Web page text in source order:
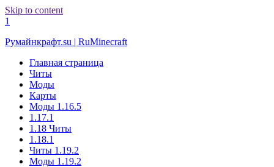
Skip to content
1
Румайнкрафт.su | RuMinecraft
Главная страница
Читы
Моды
Карты
Моды 1.16.5
1.17.1
1.18 Читы
1.18.1
Читы 1.19.2
Моды 1.19.2